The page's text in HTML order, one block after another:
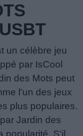
un célèbre jeu
par IsCool
des Mots peut
l'un des jeux
plus populaires.
Jardin des
popularité. S'il